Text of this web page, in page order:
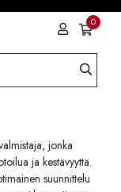
0
jonka
ja kestävyyttä.
suunnittelu